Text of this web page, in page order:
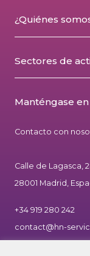
¿Quiénes
Sectores de
Manténgase
Contacto con
Calle de Lagasca,
28001 Madrid,
+34 919 280 242
contact@hn-